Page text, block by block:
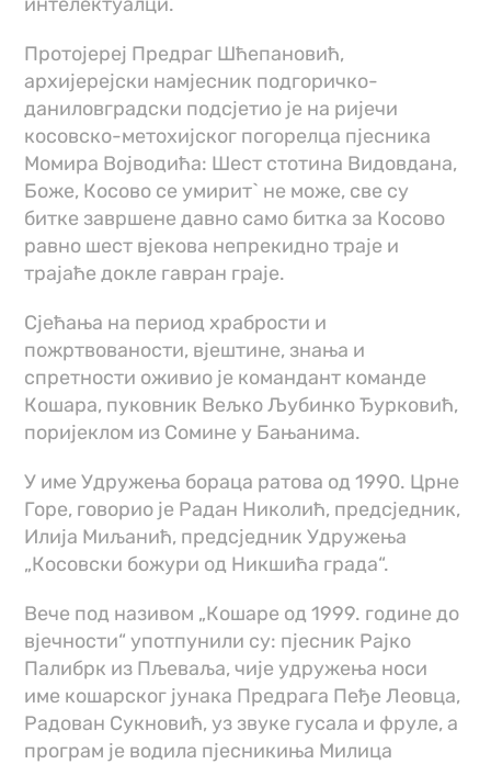
Протојереј Предраг Шћепановић,
архијерејски намјесник подгоричко-
даниловградски подсјетио је на ријечи
косовско-метохијског погорелца пјесника
Момира Војводића: Шест стотина Видовдана,
Боже, Косово се умирит` не може, све су
битке завршене давно само битка за Косово
равно шест вјекова непрекидно траје и
трајаће докле гавран граје.
Сјећања на период храбрости и
пожртвованости, вјештине, знања и
спретности оживио је командант команде
Кошара, пуковник Вељко Љубинко Ђурковић,
поријеклом из Сомине у Бањанима.
У име Удружења бораца ратова од 1990. Црне
Горе, говорио је Радан Николић, предсједник,
Илија Миљанић, предсједник Удружења
„Косовски божури од Никшића града“.
Вече под називом „Кошаре од 1999. године до
вјечности“ употпунили су: пјесник Рајко
Палибрк из Пљеваља, чије удружења носи
име кошарског јунака Предрага Пеђе Леовца,
Радован Сукновић, уз звуке гусала и фруле, а
програм је водила пјесникиња Милица